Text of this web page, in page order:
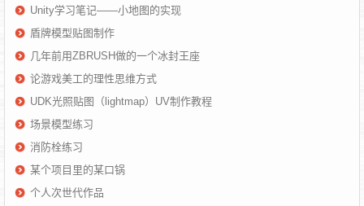
Unity学习笔记——小地图的实现
盾牌模型贴图制作
几年前用ZBRUSH做的一个冰封王座
论游戏美工的理性思维方式
UDK光照贴图（lightmap）UV制作教程
场景模型练习
消防栓练习
某个项目里的某口锅
个人次世代作品